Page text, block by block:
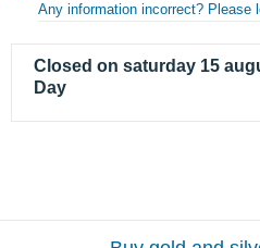
Any information incorrect? Please
Closed on saturday 15
Day